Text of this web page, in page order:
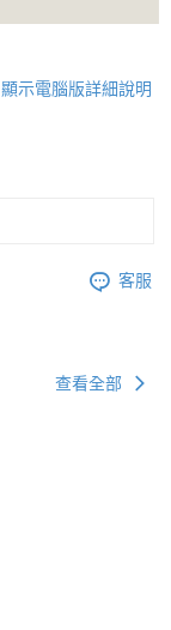
顯示電腦版詳細說明
客服
查看全部